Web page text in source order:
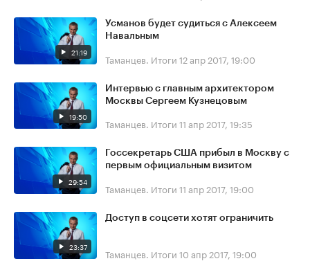
21:19
Усманов будет судиться с Алексеем
Навальным
Таманцев. Итоги 12 апр 2017, 19:00
19:50
Интервью с главным архитектором
Москвы Сергеем Кузнецовым
Таманцев. Итоги 11 апр 2017, 19:35
29:54
Госсекретарь США прибыл в Москву с
первым официальным визитом
Таманцев. Итоги 11 апр 2017, 19:00
23:37
Доступ в соцсети хотят ограничить
Таманцев. Итоги 10 апр 2017, 19:00